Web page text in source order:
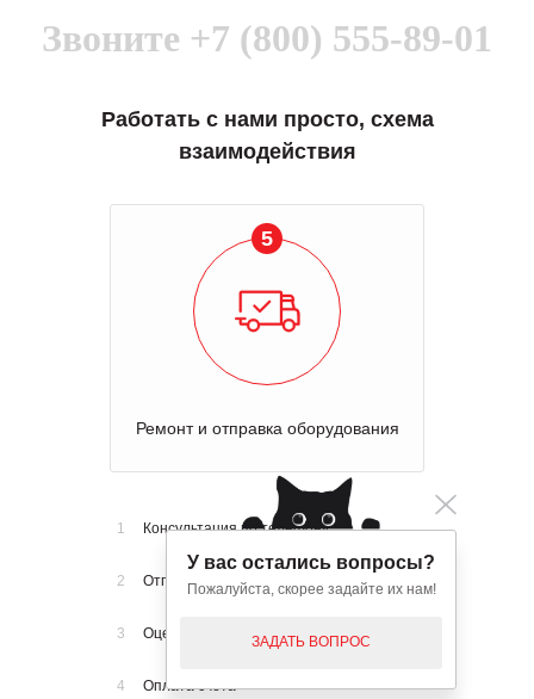
Звоните +7 (800) 555-89-01
Работать с нами просто, схема
взаимодействия
5
Ремонт и отправка оборудования
1 Консультация по телефону
2 Отправка оборудования на осмотр
3 Оценка стоимости ремонта
4 Оплата счета
У вас остались вопросы?
Пожалуйста, скорее задайте их нам!
ЗАДАТЬ ВОПРОС